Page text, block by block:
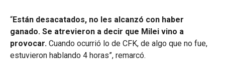
“Están desacatados, no les alcanzó con haber
ganado. Se atrevieron a decir que Milei vino a
provocar. Cuando ocurrió lo de CFK, de algo que no fue,
estuvieron hablando 4 horas”, remarcó.